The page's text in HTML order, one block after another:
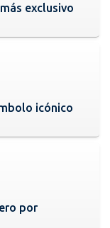
exclusivo
icónico
por